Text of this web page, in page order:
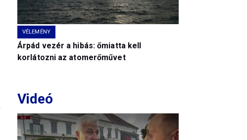
VÉLEMÉNY
Árpád vezér a hibás: őmiatta kell
korlátozni az atomerőművet
Videó